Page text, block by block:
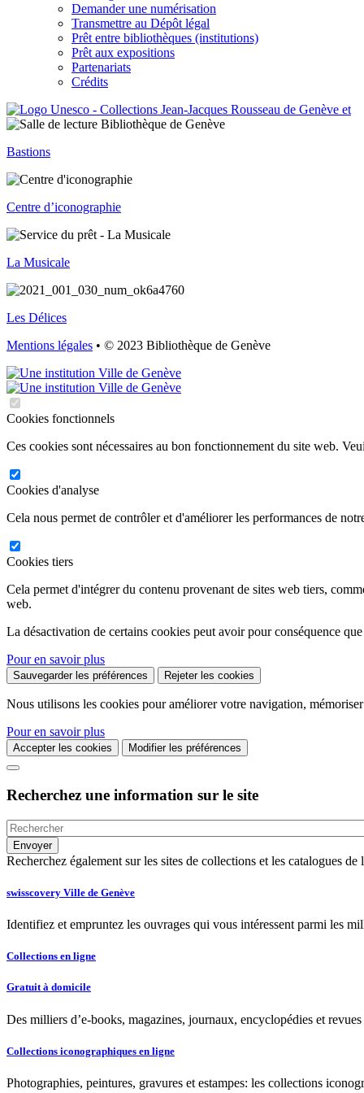
Demander une numérisation
Transmettre au Dépôt légal
Prêt entre bibliothèques (institutions)
Prêt aux expositions
Partenariats
Crédits
Bastions
Centre d’iconographie
La Musicale
Les Délices
Mentions légales • © 2023 Bibliothèque de Genève
Cookies fonctionnels
Ces cookies sont nécessaires au bon fonctionnement du site web.
Cookies d'analyse
Cela nous permet de contrôler et d'améliorer les performances de
Cookies tiers
Cela permet d'intégrer du contenu provenant de sites web tiers,
web.
La désactivation de certains cookies peut avoir pour conséquence
Pour en savoir plus
Sauvegarder les préférences Rejeter les cookies
Nous utilisons les cookies pour améliorer votre navigation,
Pour en savoir plus
Accepter les cookies Modifier les préférences
Recherchez une information sur le site
Recherchez également sur les sites de collections et les catalogues
swisscovery Ville de Genève
Identifiez et empruntez les ouvrages qui vous intéressent parmi les
Collections en ligne
Gratuit à domicile
Des milliers d’e-books, magazines, journaux, encyclopédies et
Collections iconographiques en ligne
Photographies, peintures, gravures et estampes: les collections